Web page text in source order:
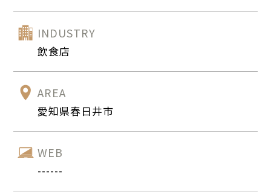
INDUSTRY
飲食店
AREA
愛知県春日井市
WEB
------